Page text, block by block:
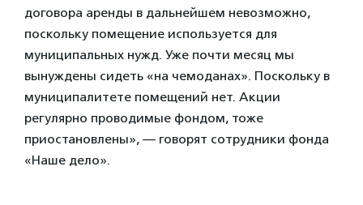
договора аренды в дальнейшем невозможно,
поскольку помещение используется для
муниципальных нужд. Уже почти месяц мы
вынуждены сидеть «на чемоданах». Поскольку в
муниципалитете помещений нет. Акции
регулярно проводимые фондом, тоже
приостановлены», — говорят сотрудники фонда
«Наше дело».